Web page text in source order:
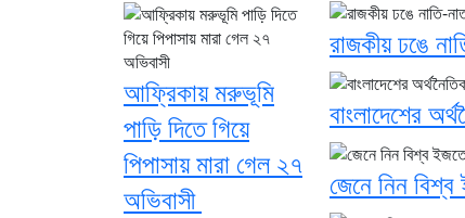
রাজকীয় ঢঙে
বাংলাদেশের
জেনে নিন
আফ্রিকায় মরুভূমি
পাড়ি দিতে গিয়ে
পিপাসায় মারা গেল ২৭
অভিবাসী